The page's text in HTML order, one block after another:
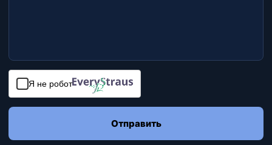
Я не робот
Отправить